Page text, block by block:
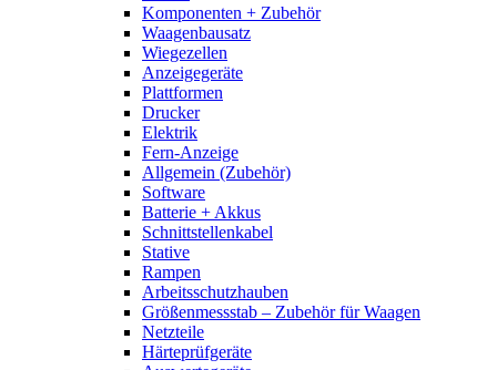
Komponenten + Zubehör
Waagenbausatz
Wiegezellen
Anzeigegeräte
Plattformen
Drucker
Elektrik
Fern-Anzeige
Allgemein (Zubehör)
Software
Batterie + Akkus
Schnittstellenkabel
Stative
Rampen
Arbeitsschutzhauben
Größenmessstab – Zubehör für Waagen
Netzteile
Härteprüfgeräte